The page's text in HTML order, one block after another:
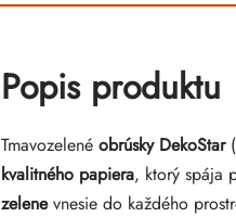
Popis produktu
Tmavozelené obrúsky DekoStar
kvalitného papiera, ktorý spája
zelenevnesie do každého